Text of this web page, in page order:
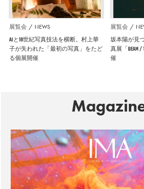
展覧会 NEWS
AIと19世紀写真技法を横断。村上華
子が失われた「最初の写真」をたど
る個展開催
展覧会
坂本陽が見
真展「BEAM
催